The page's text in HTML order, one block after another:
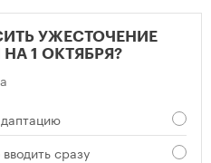
УЖЕСТОЧЕНИЕ
1 ОКТЯБРЯ?
сразу